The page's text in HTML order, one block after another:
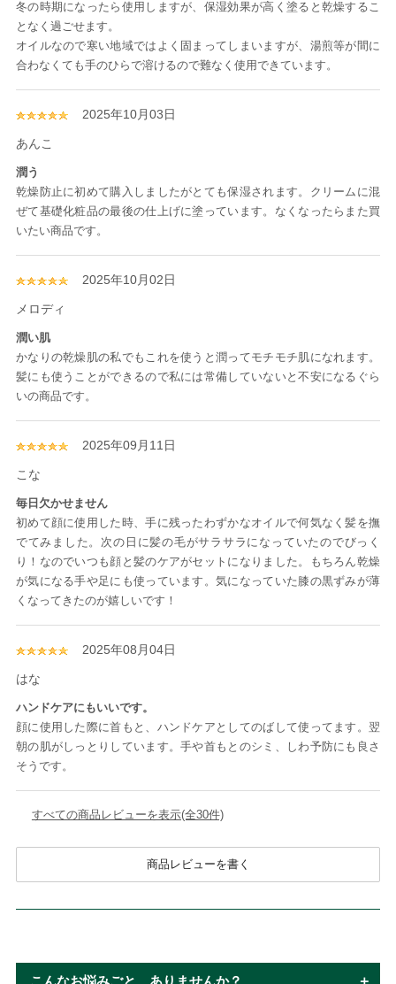
冬の時期になったら使用しますが、保湿効果が高く塗ると乾燥するこ
となく過ごせます。
オイルなので寒い地域ではよく固まってしまいますが、湯煎等が間に
合わなくても手のひらで溶けるので難なく使用できています。
2025年10月03日
あんこ
潤う
乾燥防止に初めて購入しましたがとても保湿されます。クリームに混
ぜて基礎化粧品の最後の仕上げに塗っています。なくなったらまた買
いたい商品です。
2025年10月02日
メロディ
潤い肌
かなりの乾燥肌の私でもこれを使うと潤ってモチモチ肌になれます。
髪にも使うことができるので私には常備していないと不安になるぐら
いの商品です。
2025年09月11日
こな
毎日欠かせません
初めて顔に使用した時、手に残ったわずかなオイルで何気なく髪を撫
でてみました。次の日に髪の毛がサラサラになっていたのでびっく
り！なのでいつも顔と髪のケアがセットになりました。もちろん乾燥
が気になる手や足にも使っています。気になっていた膝の黒ずみが薄
くなってきたのが嬉しいです！
2025年08月04日
はな
ハンドケアにもいいです。
顔に使用した際に首もと、ハンドケアとしてのばして使ってます。翌
朝の肌がしっとりしています。手や首もとのシミ、しわ予防にも良さ
そうです。
すべての商品レビューを表示(全30件)
商品レビューを書く
こんなお悩みごと、ありませんか？